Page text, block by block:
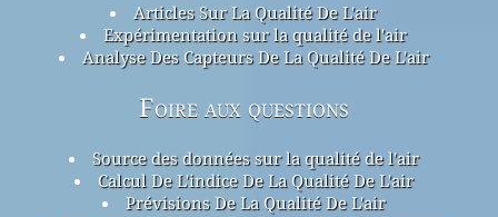
Articles Sur La Qualité De L'air
Expérimentation sur la qualité de l'air
Analyse Des Capteurs De La Qualité De L'air
Foire aux questions
Source des données sur la qualité de l'air
Calcul De L'indice De La Qualité De L'air
Prévisions De La Qualité De L'air